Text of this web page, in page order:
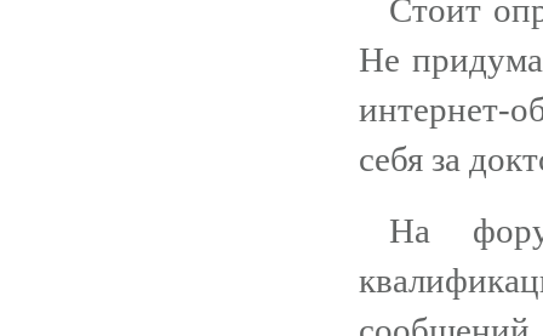
Стоит
Не
интернет-
себя за
На